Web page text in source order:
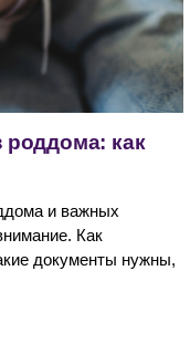
роддома: как
и важных
Как
документы нужны,